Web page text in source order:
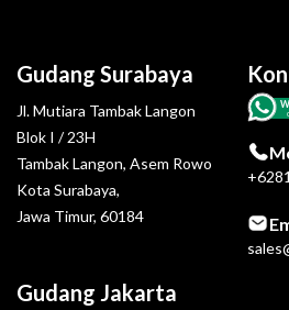
Gudang Surabaya
Jl. Mutiara Tambak Langon
Blok I / 23H
Tambak Langon, Asem Rowo
Kota Surabaya,
Jawa Timur, 60184
Gudang Jakarta